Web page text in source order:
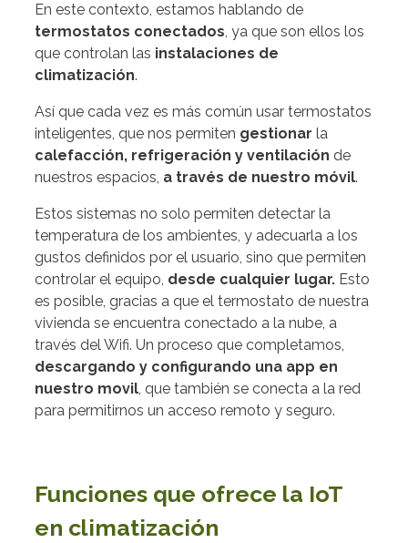
En este contexto, estamos hablando de
termostatos conectados, ya que son ellos los
que controlan las instalaciones de
climatización.
Así que cada vez es más común usar termostatos
inteligentes, que nos permiten gestionar la
calefacción, refrigeración y ventilación de
nuestros espacios, a través de nuestro móvil.
Estos sistemas no solo permiten detectar la
temperatura de los ambientes, y adecuarla a los
gustos definidos por el usuario, sino que permiten
controlar el equipo, desde cualquier lugar. Esto
es posible, gracias a que el termostato de nuestra
vivienda se encuentra conectado a la nube, a
través del Wifi. Un proceso que completamos,
descargando y configurando una app en
nuestro movil, que también se conecta a la red
para permitirnos un acceso remoto y seguro.
Funciones que ofrece la IoT
en climatización